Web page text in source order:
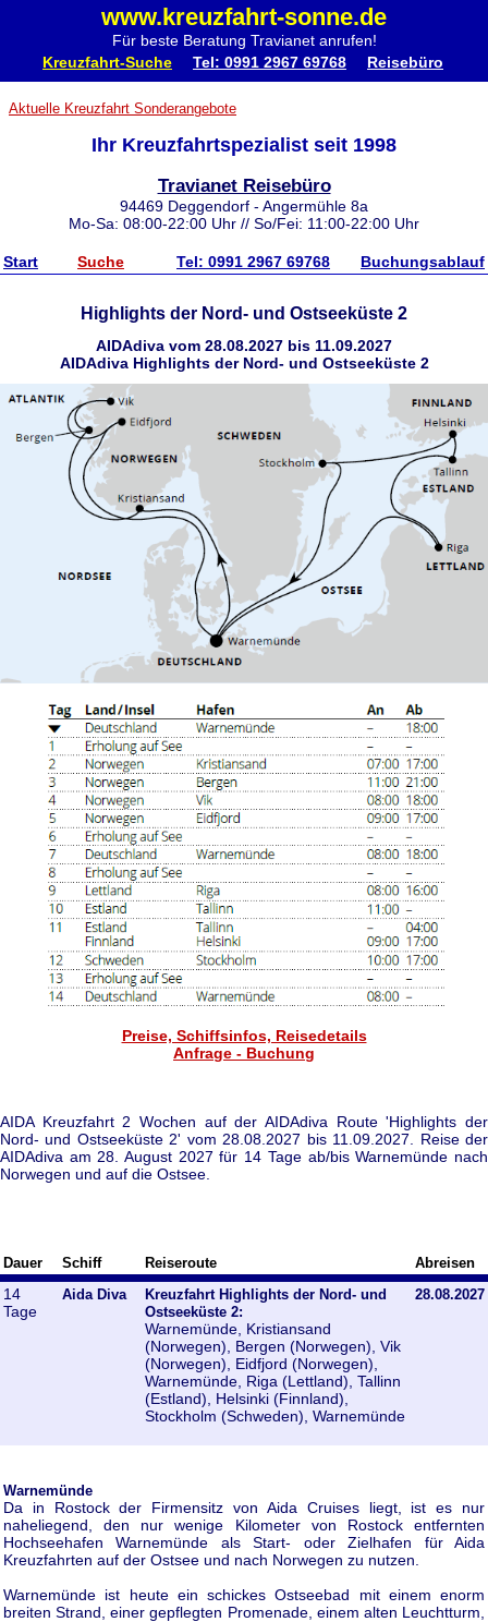
www.kreuzfahrt-sonne.de
Für beste Beratung Travianet anrufen!
Kreuzfahrt-Suche Tel: 0991 2967 69768 Reisebüro
Aktuelle Kreuzfahrt Sonderangebote
Ihr Kreuzfahrtspezialist seit 1998
Travianet Reisebüro
94469 Deggendorf - Angermühle 8a
Mo-Sa: 08:00-22:00 Uhr // So/Fei: 11:00-22:00 Uhr
Start Suche Tel: 0991 2967 69768 Buchungsablauf
Highlights der Nord- und Ostseeküste 2
AIDAdiva vom 28.08.2027 bis 11.09.2027
AIDAdiva Highlights der Nord- und Ostseeküste 2
Preise, Schiffsinfos, Reisedetails
Anfrage - Buchung
AIDA Kreuzfahrt 2 Wochen auf der AIDAdiva Route 'Highlights der
Nord- und Ostseeküste 2' vom 28.08.2027 bis 11.09.2027. Reise der
AIDAdiva am 28. August 2027 für 14 Tage ab/bis Warnemünde nach
Norwegen und auf die Ostsee.
Dauer Schiff Reiseroute Abreisen
14
Tage
Aida Diva
Kreuzfahrt Highlights der Nord- und
Ostseeküste 2:
Warnemünde, Kristiansand
(Norwegen), Bergen (Norwegen), Vik
(Norwegen), Eidfjord (Norwegen),
Warnemünde, Riga (Lettland), Tallinn
(Estland), Helsinki (Finnland),
Stockholm (Schweden), Warnemünde
28.08.2027
Warnemünde
Da in Rostock der Firmensitz von Aida Cruises liegt, ist es nur
naheliegend, den nur wenige Kilometer von Rostock entfernten
Hochseehafen Warnemünde als Start- oder Zielhafen für Aida
Kreuzfahrten auf der Ostsee und nach Norwegen zu nutzen.
Warnemünde ist heute ein schickes Ostseebad mit einem enorm
breiten Strand, einer gepflegten Promenade, einem alten Leuchtturm,